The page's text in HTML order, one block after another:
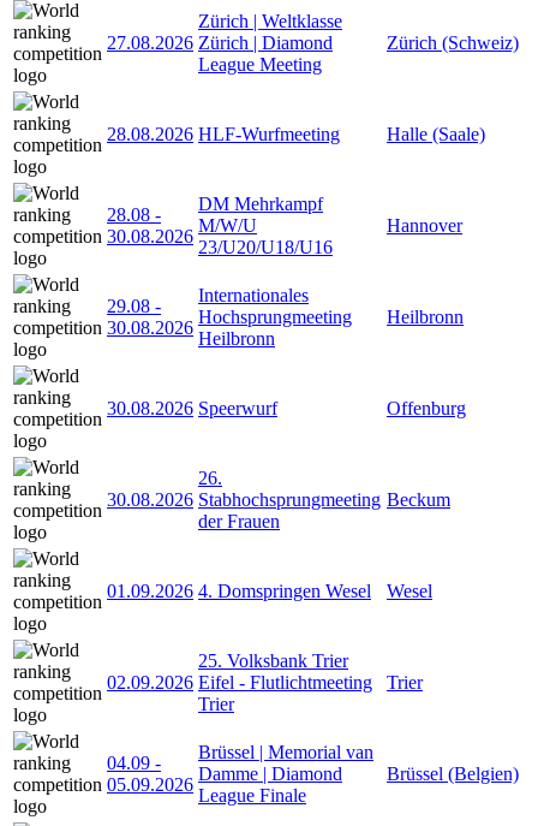
27.08.2026
Zürich | Weltklasse
Zürich | Diamond
League Meeting
Zürich (Schweiz)
28.08.2026 HLF-Wurfmeeting Halle (Saale)
28.08 -
30.08.2026
DM Mehrkampf
M/W/U
23/U20/U18/U16
Hannover
29.08 -
30.08.2026
Internationales
Hochsprungmeeting
Heilbronn
Heilbronn
30.08.2026 Speerwurf Offenburg
30.08.2026
26.
Stabhochsprungmeeting
der Frauen
Beckum
01.09.2026 4. Domspringen Wesel Wesel
02.09.2026
25. Volksbank Trier
Eifel - Flutlichtmeeting
Trier
Trier
04.09 -
05.09.2026
Brüssel | Memorial van
Damme | Diamond
League Finale
Brüssel (Belgien)